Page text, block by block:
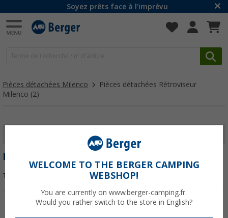
Soyez prêts face à l'imprévu
Pièces détachées Milenco
Pièces détachées Rétroviseur
Milenco (2)
AFFICHER LES FILTRES
PIÈCES DÉTACHÉES RÉTROVISEUR MILENCO
Trier par :
WELCOME TO THE BERGER CAMPING
WEBSHOP!
You are currently on www.berger-camping.fr.
Would you rather switch to the store in English?